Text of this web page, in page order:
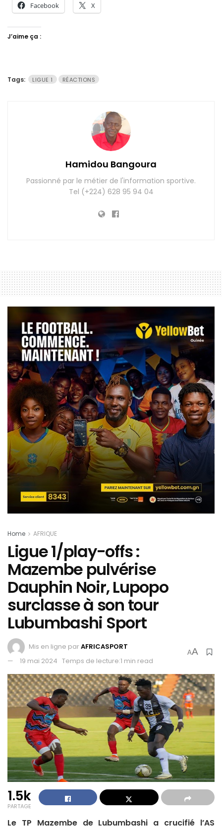
Facebook X
J’aime ça :
Tags: LIGUE 1 RÉACTIONS
Hamidou Bangoura
Passionné par le métier de l'information sportive.
Tel (+224) 628 95 94 04
Home AFRIQUE
Ligue 1/play-offs :
Mazembe pulvérise
Dauphin Noir, Lupopo
surclasse à son tour
Lubumbashi Sport
Mis en ligne parAFRICASPORT
19 mai 2024 Temps de lecture:1 min read
AA
1.5k
PARTAGE
Le TP Mazembe de Lubumbashi a crucifié l’AS